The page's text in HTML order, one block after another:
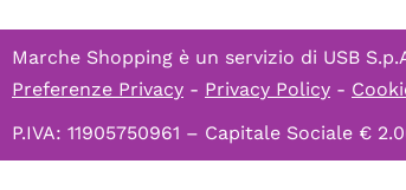
Marche Shopping è un servizio di USB
Preferenze Privacy - Privacy Policy -
P.IVA: 11905750961 – Capitale Sociale €